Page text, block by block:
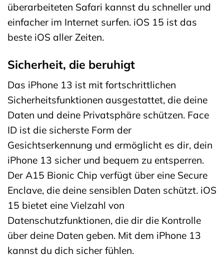
überarbeiteten Safari kannst du schneller und
einfacher im Internet surfen. iOS 15 ist das
beste iOS aller Zeiten.
Sicherheit, die beruhigt
Das iPhone 13 ist mit fortschrittlichen
Sicherheitsfunktionen ausgestattet, die deine
Daten und deine Privatsphäre schützen. Face
ID ist die sicherste Form der
Gesichtserkennung und ermöglicht es dir, dein
iPhone 13 sicher und bequem zu entsperren.
Der A15 Bionic Chip verfügt über eine Secure
Enclave, die deine sensiblen Daten schützt. iOS
15 bietet eine Vielzahl von
Datenschutzfunktionen, die dir die Kontrolle
über deine Daten geben. Mit dem iPhone 13
kannst du dich sicher fühlen.